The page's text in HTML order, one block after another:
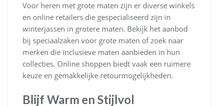
Voor heren met grote maten zijn er diverse winkels
en online retailers die gespecialiseerd zijn in
winterjassen in grotere maten. Bekijk het aanbod
bij speciaalzaken voor grote maten of zoek naar
merken die inclusieve maten aanbieden in hun
collecties. Online shoppen biedt vaak een ruimere
keuze en gemakkelijke retourmogelijkheden.
Blijf Warm en Stijlvol